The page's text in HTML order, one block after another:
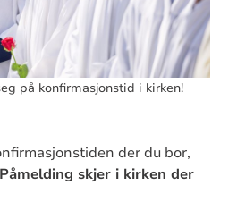
på konfirmasjonstid i kirken!
der du bor,
Påmelding skjer i kirken der